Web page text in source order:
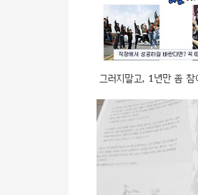
그러지말고, 1년만 좀 참